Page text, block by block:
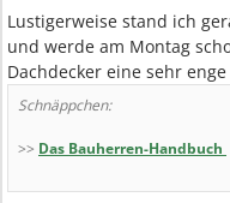
Lustigerweise stand ich
und werde am Montag
Dachdecker eine sehr
Schnäppchen:
>> Das Bauherren-Handbuch